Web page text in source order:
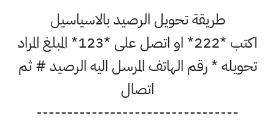
طريقة تحويل الرصيد بالاسياسيل
اكتب *222* او اتصل على *123* المبلغ المراد
* رقم الهاتف المرسل اليه الرصيد # ثم
اتصال
---------------------------------